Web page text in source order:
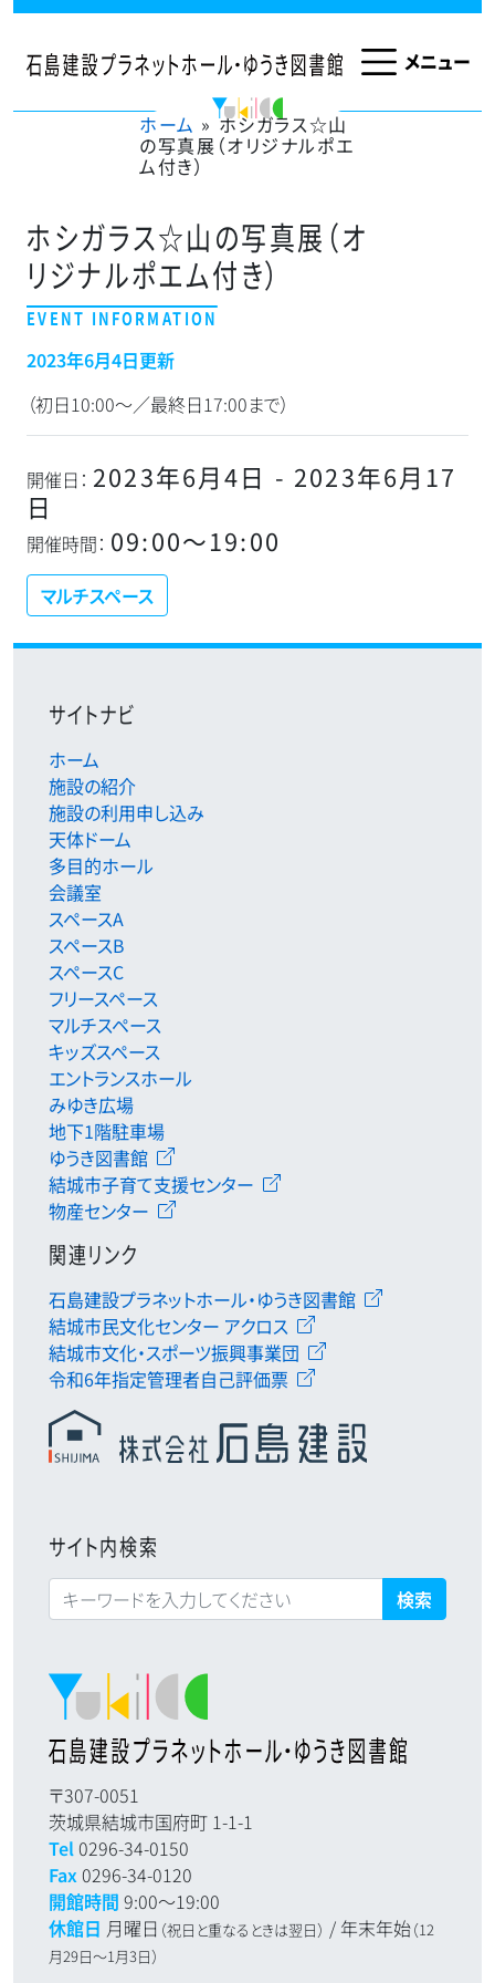
メインナビゲーション
ホーム » ホシガラス☆山
の写真展（オリジナルポエ
ム付き）
ホシガラス☆山の写真展（オ
リジナルポエム付き）
2023年6月4日更新
（初日10:00～／最終日17:00まで）
開催日： 2023年6月4日 - 2023年6月17
日
開催時間： 09:00〜19:00
マルチスペース
サイトナビ
ホーム
施設の紹介
施設の利用申し込み
天体ドーム
多目的ホール
会議室
スペースA
スペースB
スペースC
フリースペース
マルチスペース
キッズスペース
エントランスホール
みゆき広場
地下1階駐車場
ゆうき図書館
結城市子育て支援センター
物産センター
関連リンク
石島建設プラネットホール・ゆうき図書館
結城市民文化センター アクロス
結城市文化・スポーツ振興事業団
令和6年指定管理者自己評価票
サイト内検索
検索:
〒307-0051
茨城県結城市国府町 1-1-1
Tel0296-34-0150
Fax 0296-34-0120
開館時間 9:00～19:00
休館日 月曜日 （祝日と重なるときは翌日） / 年末年始（12
月29日～1月3日）